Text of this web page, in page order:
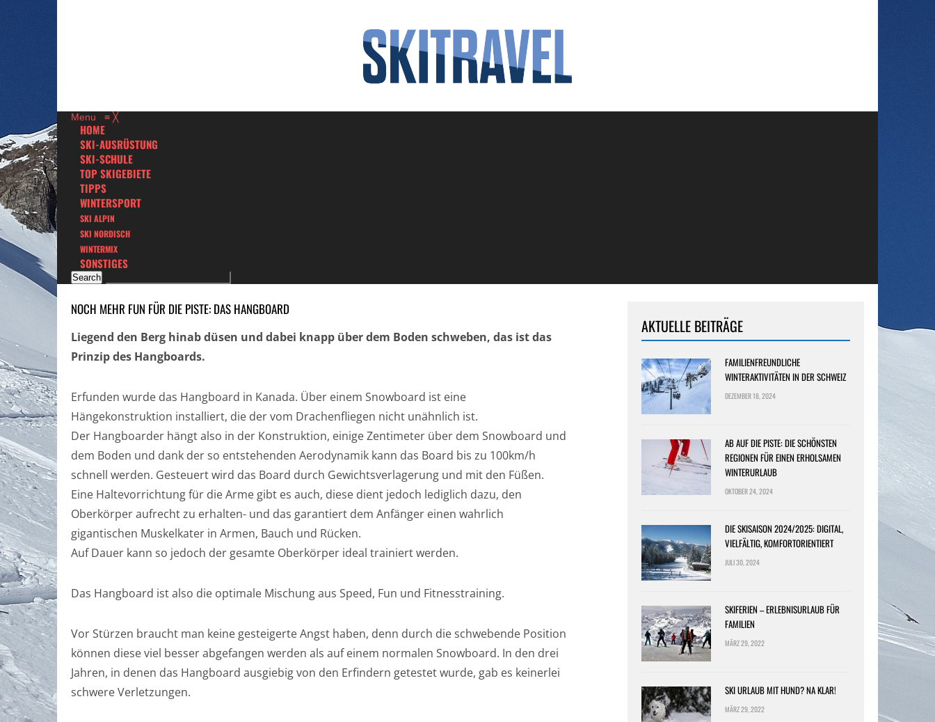
Menu ≡ ╳
HOME
SKI-AUSRÜSTUNG
SKI-SCHULE
TOP SKIGEBIETE
TIPPS
WINTERSPORT
SKI ALPIN
SKI NORDISCH
WINTERMIX
SONSTIGES
NOCH MEHR FUN FÜR DIE PISTE: DAS HANGBOARD
Liegend den Berg hinab düsen und dabei knapp über dem Boden schweben, das ist das
Prinzip des Hangboards.
Erfunden wurde das Hangboard in Kanada. Über einem Snowboard ist eine
Hängekonstruktion installiert, die der vom Drachenfliegen nicht unähnlich ist.
Der Hangboarder hängt also in der Konstruktion, einige Zentimeter über dem Snowboard und
dem Boden und dank der so entstehenden Aerodynamik kann das Board bis zu 100km/h
schnell werden. Gesteuert wird das Board durch Gewichtsverlagerung und mit den Füßen.
Eine Haltevorrichtung für die Arme gibt es auch, diese dient jedoch lediglich dazu, den
Oberkörper aufrecht zu erhalten- und das garantiert dem Anfänger einen wahrlich
gigantischen Muskelkater in Armen, Bauch und Rücken.
Auf Dauer kann so jedoch der gesamte Oberkörper ideal trainiert werden.
Das Hangboard ist also die optimale Mischung aus Speed, Fun und Fitnesstraining.
Vor Stürzen braucht man keine gesteigerte Angst haben, denn durch die schwebende Position
können diese viel besser abgefangen werden als auf einem normalen Snowboard. In den drei
Jahren, in denen das Hangboard ausgiebig von den Erfindern getestet wurde, gab es keinerlei
schwere Verletzungen.
AKTUELLE BEITRÄGE
FAMILIENFREUNDLICHE
WINTERAKTIVITÄTEN IN DER SCHWEIZ
DEZEMBER 18, 2024
AB AUF DIE PISTE: DIE SCHÖNSTEN
REGIONEN FÜR EINEN ERHOLSAMEN
WINTERURLAUB
OKTOBER 24, 2024
DIE SKISAISON 2024/2025: DIGITAL,
VIELFÄLTIG, KOMFORTORIENTIERT
JULI 30, 2024
SKIFERIEN – ERLEBNISURLAUB FÜR
FAMILIEN
MÄRZ 29, 2022
SKI URLAUB MIT HUND? NA KLAR!
MÄRZ 29, 2022